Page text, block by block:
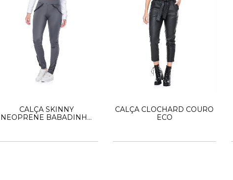
CALÇA SKINNY
NEOPRENE BABADINHO
CALÇA CLOCHARD COURO
ECO